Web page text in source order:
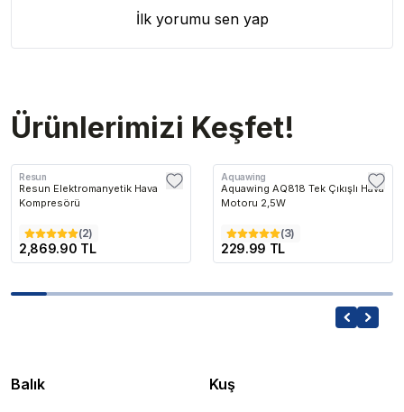
İlk yorumu sen yap
Ürünlerimizi Keşfet!
Resun
Resun Elektromanyetik Hava
Kompresörü
(2)
2,869.90 TL
Aquawing
Aquawing AQ818 Tek Çıkışlı Hava
Motoru 2,5W
(3)
229.99 TL
Balık Kuş